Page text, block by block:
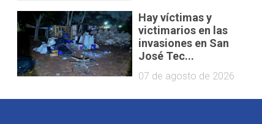
Hay víctimas y
victimarios en las
invasiones en San
José Tec...
07 de agosto de 2026